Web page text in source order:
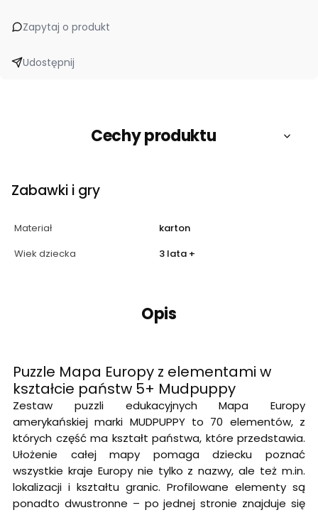
Zapytaj o produkt
Udostępnij
Cechy produktu
Zabawki i gry
Materiał
karton
Wiek dziecka
3 lata +
Opis
Puzzle Mapa Europy z elementami w
kształcie państw 5+ Mudpuppy
Zestaw puzzli edukacyjnych Mapa Europy
amerykańskiej marki MUDPUPPY to 70 elementów, z
których część ma kształt państwa, które przedstawia.
Ułożenie całej mapy pomaga dziecku poznać
wszystkie kraje Europy nie tylko z nazwy, ale też m.in.
lokalizacji i kształtu granic. Profilowane elementy są
ponadto dwustronne – po jednej stronie znajduje się